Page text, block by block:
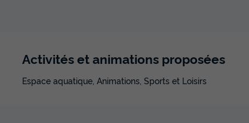
Activités et animations proposées
Espace aquatique, Animations, Sports et Loisirs